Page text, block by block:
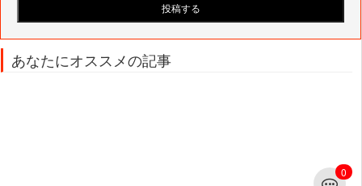
0
あなたにオススメの記事